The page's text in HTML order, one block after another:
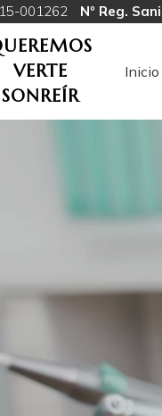
001262 Nº Reg.
VERTE
SONREÍR
Inicio